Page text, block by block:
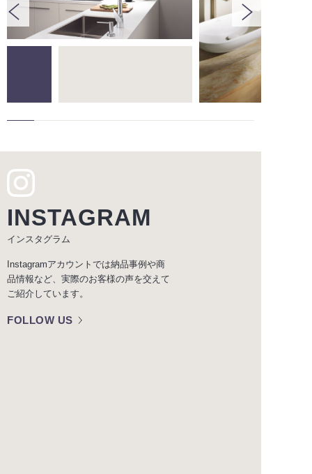
INSTAGRAM
インスタグラム
Instagramアカウントでは納品事例や商
品情報など、実際のお客様の声を交えて
ご紹介しています。
FOLLOW US